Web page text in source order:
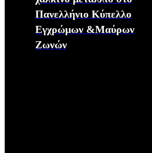
Πανελλήνιο Κύπελλο
Εγχρώμων &Μαύρων
Ζωνών